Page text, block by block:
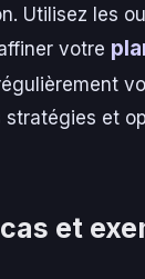
Utilisez les
votre
stratégies et
et